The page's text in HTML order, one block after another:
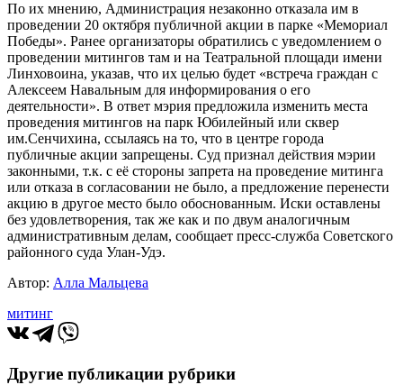
По их мнению, Администрация незаконно отказала им в
проведении 20 октября публичной акции в парке «Мемориал
Победы». Ранее организаторы обратились с уведомлением о
проведении митингов там и на Театральной площади имени
Линховоина, указав, что их целью будет «встреча граждан с
Алексеем Навальным для информирования о его
деятельности». В ответ мэрия предложила изменить места
проведения митингов на парк Юбилейный или сквер
им.Сенчихина, ссылаясь на то, что в центре города
публичные акции запрещены. Суд признал действия мэрии
законными, т.к. с её стороны запрета на проведение митинга
или отказа в согласовании не было, а предложение перенести
акцию в другое место было обоснованным. Иски оставлены
без удовлетворения, так же как и по двум аналогичным
административным делам, сообщает пресс-служба Советского
районного суда Улан-Удэ.
Автор: Алла Мальцева
митинг
Другие публикации рубрики